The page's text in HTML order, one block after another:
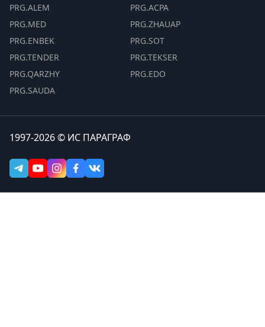
PRG.ALEM
PRG.MED
PRG.ENBEK
PRG.TENDER
PRG.QARZHY
PRG.SAUDA
PRG.ACPA
PRG.ZHAUAP
PRG.SOT
PRG.TEKSER
PRG.EDO
1997-2026 © ИС ПАРАГРАФ